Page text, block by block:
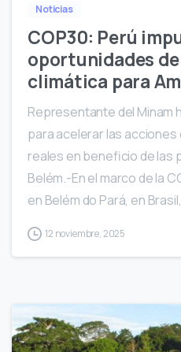
Noticias
COP30: Perú
oportunidades
climática para
Representante del Minam
para acelerar las
reales en beneficio de las
Belém.-En el marco de la
en Belém do Pará, en
12 noviembre, 2025